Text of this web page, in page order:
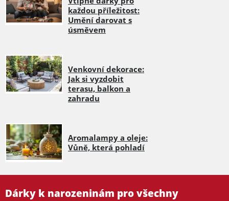
každou příležitost:
Umění darovat s
úsměvem
Venkovní dekorace:
Jak si vyzdobit
terasu, balkon a
zahradu
Aromalampy a oleje:
Vůně, která pohladí
Dárky k narozeninám pro všechny